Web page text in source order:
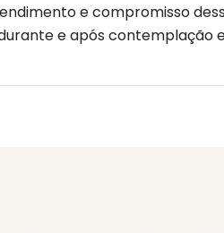
e compromisso
e após contemplação